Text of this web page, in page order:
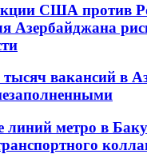
США против
Азербайджана
вакансий в
линий метро в